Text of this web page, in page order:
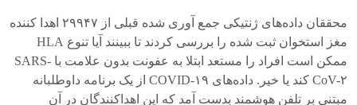
محققان داده‌های ژنتیکی جمع آوری شده قبلی از ۲۹۹۴۷ اهدا کننده
مغز استخوان ثبت شده را بررسی کردند تا ببینند آیا تنوع HLA
ممکن است افراد را مستعد ابتلا به عفونت بدون علامت با SARS-
CoV-۲ کند یا خیر. داده‌های COVID-۱۹ از یک برنامه داوطلبانه
مبتنی بر تلفن هوشمند بدست آمد که این اهداکنندگان در آن